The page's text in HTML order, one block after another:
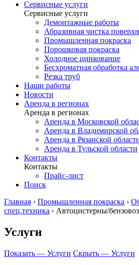
Сервисные услуги
Сервисные услуги
Демонтажные работы
Абразивная чистка
Промышленная покраска
Порошковая покраска
Холодное цинкование
Бесхроматная обработка
Резка труб
Наши работы
Новости
Аренда в регионах
Аренда в регионах
Аренда в Московской
Аренда в Владимирской
Аренда в Рязанской
Аренда в Тульской области
Контакты
Контакты
Прайс-лист
Поиск
Главная › Промышленная покраска ›
спец.техника › Автоцистерны/
Услуги
Показать — Услуги Скрыть — Услуги